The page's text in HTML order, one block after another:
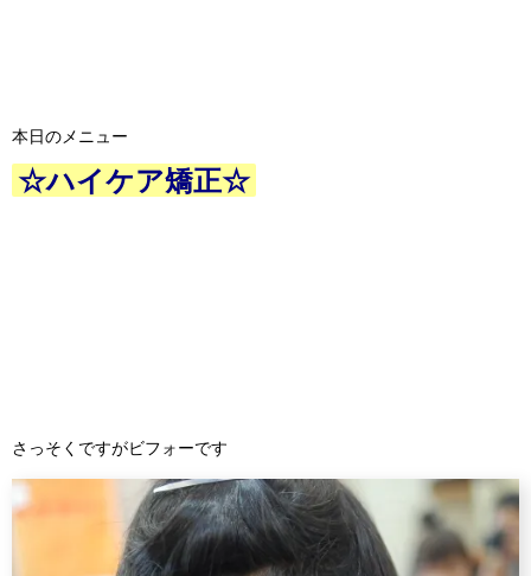
本日のメニュー
☆ハイケア矯正☆
さっそくですがビフォーです